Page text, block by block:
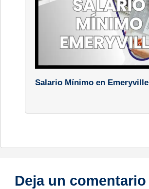
Salario Mínimo en Emeryville
Deja un comentario